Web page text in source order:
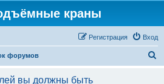
краны
Вход
Регистрация
форумов
вы должны быть